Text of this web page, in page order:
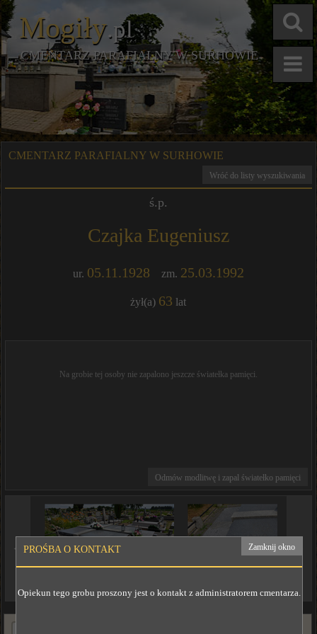
Mogiły.pl
CMENTARZ PARAFIALNY W SURHOWIE
PROŚBA O KONTAKT Zamknij okno
Opiekun tego grobu proszony jest o kontakt z administratorem cmentarza.
CMENTARZ PARAFIALNY W SURHOWIE
Wróć do listy wyszukiwania
ś.p.
Czajka Eugeniusz
ur. 05.11.1928 zm. 25.03.1992
żył(a) 63 lat
Na grobie tej osoby nie zapalono jeszcze światełka pamięci.
Odmów modlitwę i zapal światełko pamięci
◄ ►